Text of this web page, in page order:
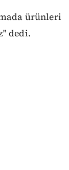
ürünleri
dedi.